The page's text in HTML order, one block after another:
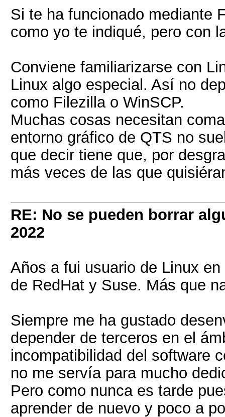
Si te ha funcionado mediante
como yo te indiqué, pero con
Conviene familiarizarse con
Linux algo especial. Así no
como Filezilla o WinSCP.
Muchas cosas necesitan
entorno gráfico de QTS no
que decir tiene que, por
más veces de las que
RE: No se pueden borrar
2022
Años a fui usuario de Linux
de RedHat y Suse. Más que
Siempre me ha gustado
depender de terceros en el
incompatibilidad del software
no me servía para mucho
Pero como nunca es tarde
aprender de nuevo y poco a